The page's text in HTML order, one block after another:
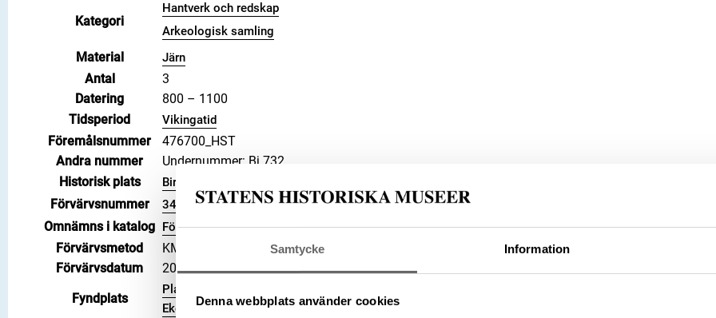
Samtycke Information
Denna webbplats använder cookies
Kategori
Hantverk och redskap
Arkeologisk samling
Material Järn
Antal
3
Datering
800 – 1100
Tidsperiod
Vikingatid
Föremålsnummer
476700_HST
Andra nummer
Undernummer: Bj 732
Historisk plats
Birka, Adelsö socken
Förvärvsnummer 34000
Omnämns i katalog Förvärv: 34000 på Catview
Förvärvsmetod
KML
Förvärvsdatum
2000
Fyndplats
Plats: Björkö, Hemlanden, Fornlämning: L2017:1904, Socken: Adelsö socken, Kommun:
Ekerö kommun, Landskap: Uppland, Land: Sverige